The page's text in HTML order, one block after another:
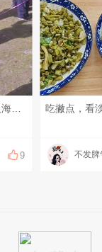
凑个热闹，挤趟人海……
9
吃撇点，看